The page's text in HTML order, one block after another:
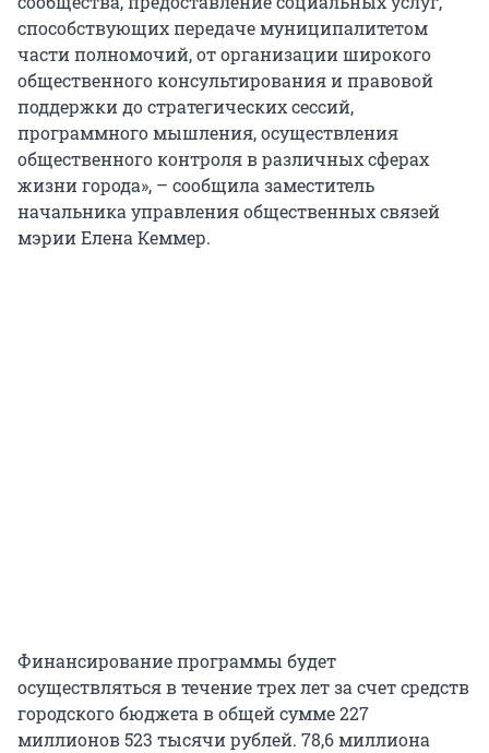
способствующих передаче муниципалитетом
части полномочий, от организации широкого
общественного консультирования и правовой
поддержки до стратегических сессий,
программного мышления, осуществления
общественного контроля в различных сферах
жизни города», – сообщила заместитель
начальника управления общественных связей
мэрии Елена Кеммер.
Финансирование программы будет
осуществляться в течение трех лет за счет средств
городского бюджета в общей сумме 227
миллионов 523 тысячи рублей. 78,6 миллиона